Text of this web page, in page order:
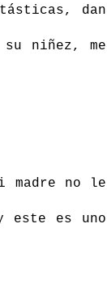
dan
niñez, me
madre no le
este es uno